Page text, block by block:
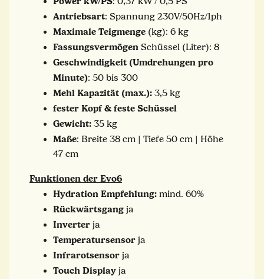
Antriebsart: Spannung 230V/50Hz/1ph
Maximale Teigmenge (kg): 6 kg
Fassungsvermögen Schüssel (Liter): 8
Geschwindigkeit (Umdrehungen pro
Minute): 50 bis 300
Mehl Kapazität (max.): 3,5 kg
fester Kopf & feste Schüssel
Gewicht: 35 kg
Maße: Breite 38 cm | Tiefe 50 cm | Höhe
47 cm
Funktionen der Evo6
Hydration Empfehlung: mind. 60%
Rückwärtsgang ja
Inverter ja
Temperatursensor ja
Infrarotsensor ja
Touch Display ja